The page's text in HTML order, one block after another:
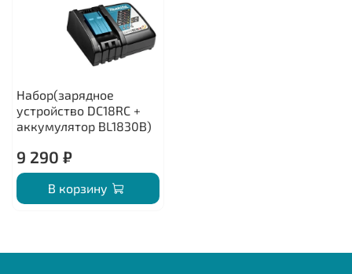
Набор(зарядное
устройство DC18RC +
аккумулятор BL1830B)
9 290 ₽
В корзину